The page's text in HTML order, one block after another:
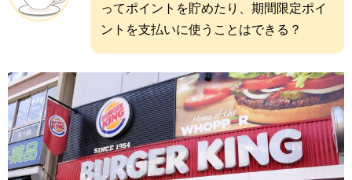
ってポイントを貯めたり、期間限定ポイ
ントを支払いに使うことはできる？